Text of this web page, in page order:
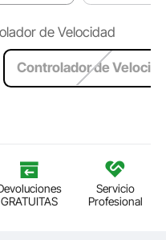
de Velocidad
Controlador de
GRATUITAS
Servicio
Profesional